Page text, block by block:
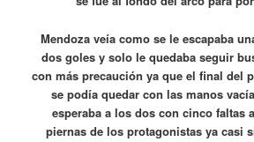
Mendoza veía como se le escapaba
dos goles y solo le quedaba seguir
con más precaución ya que el final del
se podía quedar con las manos
esperaba a los dos con cinco faltas
piernas de los protagonistas ya casi